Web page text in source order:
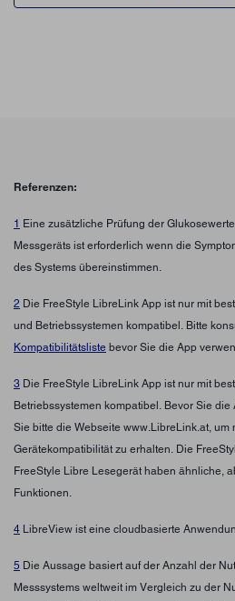
Referenzen:
1 Eine zusätzliche Prüfung der
Messgeräts ist erforderlich wenn die
des Systems übereinstimmen.
2 Die FreeStyle LibreLink App ist nur mit
und Betriebssystemen kompatibel. Bitte
Kompatibilitätsliste bevor Sie die App
3 Die FreeStyle LibreLink App ist nur mit
Betriebssystemen kompatibel. Bevor Sie
Sie bitte die Webseite www.LibreLink.at, um
Gerätekompatibilität zu erhalten. Die
FreeStyle Libre Lesegerät haben ähnliche,
Funktionen.
4 LibreView ist eine cloudbasierte
5 Die Aussage basiert auf der Anzahl der
Messsystems weltweit im Vergleich zu der